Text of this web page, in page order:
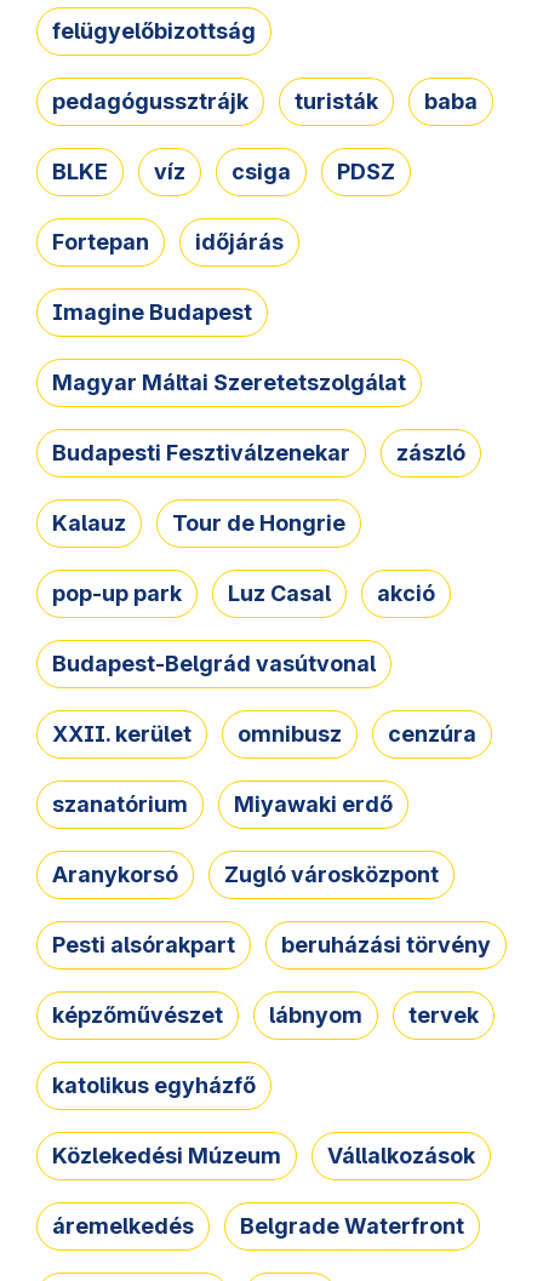
felügyelőbizottság
pedagógussztrájk turisták baba
BLKE víz csiga PDSZ
Fortepan időjárás
Imagine Budapest
Magyar Máltai Szeretetszolgálat
Budapesti Fesztiválzenekar zászló
Kalauz Tour de Hongrie
pop-up park Luz Casal akció
Budapest-Belgrád vasútvonal
XXII. kerület omnibusz cenzúra
szanatórium Miyawaki erdő
Aranykorsó Zugló városközpont
Pesti alsórakpart beruházási törvény
képzőművészet lábnyom tervek
katolikus egyházfő
Közlekedési Múzeum Vállalkozások
áremelkedés Belgrade Waterfront